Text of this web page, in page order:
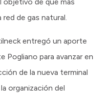
de gas natural.
entregó un aporte
Pogliano para avanzar en
de la nueva terminal
organización del